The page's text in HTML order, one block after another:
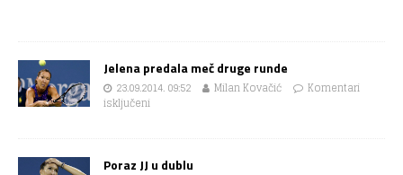
Jelena predala meč druge runde
23.09.2014. 09:52 Milan Kovačić
Komentari
isključeni
Poraz JJ u dublu